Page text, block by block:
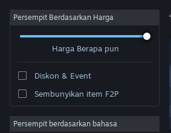
Login
Tentang
Persempit Berdasarkan Harga
Harga Berapa pun
Diskon & Event
Sembunyikan item F2P
Persempit berdasarkan bahasa
Pengembang: Second Dinner Studios, Inc.